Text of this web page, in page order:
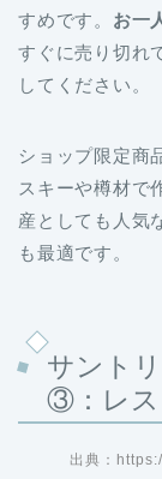
すめです。 お一
すぐに売り切れ
してください。
ショップ限定商
スキーや樽材で
産としても人気
も最適です。
サント
③：レス
出典：